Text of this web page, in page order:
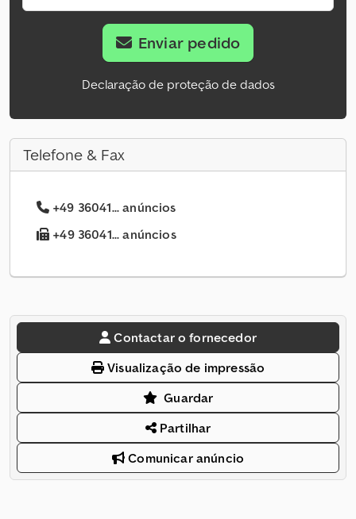
Enviar pedido
Declaração de proteção de dados
Telefone & Fax
+49 36041... anúncios
+49 36041... anúncios
Contactar o fornecedor
Visualização de impressão
Guardar
Partilhar
Comunicar anúncio